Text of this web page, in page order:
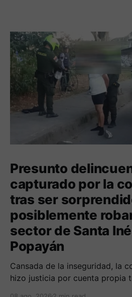
Presunto
capturado por la
tras ser
posiblemente
sector de Santa
Popayán
Cansada de la inseguridad, la
hizo justicia por cuenta propia